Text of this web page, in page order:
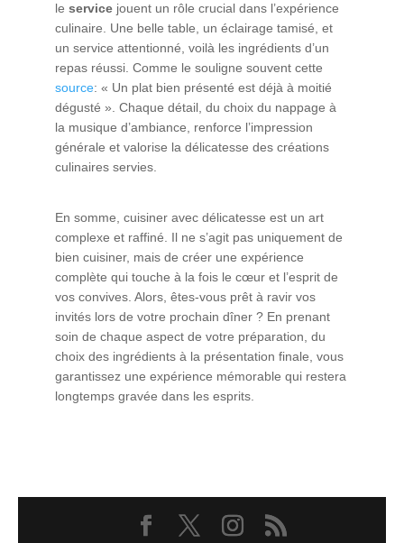
le servicejouent un rôle crucial dans l’expérience
culinaire. Une belle table, un éclairage tamisé, et
un service attentionné, voilà les ingrédients d’un
repas réussi. Comme le souligne souvent cette
source: « Un plat bien présenté est déjà à moitié
dégusté ». Chaque détail, du choix du nappage à
la musique d’ambiance, renforce l’impression
générale et valorise la délicatesse des créations
culinaires servies.
En somme, cuisiner avec délicatesse est un art
complexe et raffiné. Il ne s’agit pas uniquement de
bien cuisiner, mais de créer une expérience
complète qui touche à la fois le cœur et l’esprit de
vos convives. Alors, êtes-vous prêt à ravir vos
invités lors de votre prochain dîner ? En prenant
soin de chaque aspect de votre préparation, du
choix des ingrédients à la présentation finale, vous
garantissez une expérience mémorable qui restera
longtemps gravée dans les esprits.